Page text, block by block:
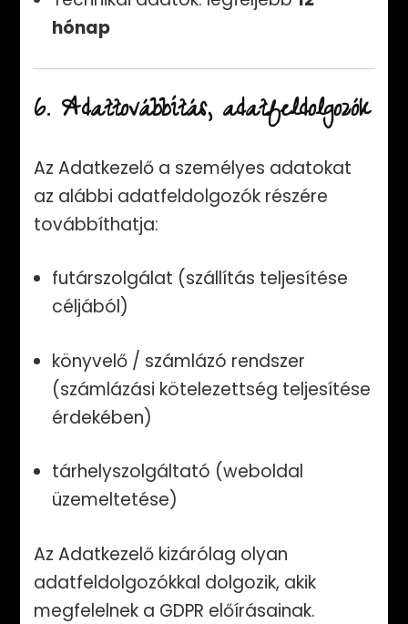
hónap
6. Adattovábbítás, adatfeldolgozók
Az Adatkezelő a személyes adatokat
az alábbi adatfeldolgozók részére
továbbíthatja:
futárszolgálat (szállítás teljesítése
céljából)
könyvelő / számlázó rendszer
(számlázási kötelezettség teljesítése
érdekében)
tárhelyszolgáltató (weboldal
üzemeltetése)
Az Adatkezelő kizárólag olyan
adatfeldolgozókkal dolgozik, akik
megfelelnek a GDPR előírásainak.